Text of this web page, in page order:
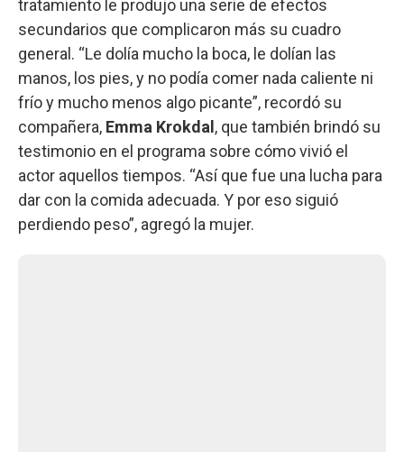
tratamiento le produjo una serie de efectos
secundarios que complicaron más su cuadro
general. “Le dolía mucho la boca, le dolían las
manos, los pies, y no podía comer nada caliente ni
frío y mucho menos algo picante”, recordó su
compañera, Emma Krokdal , que también brindó su
testimonio en el programa sobre cómo vivió el
actor aquellos tiempos. “Así que fue una lucha para
dar con la comida adecuada. Y por eso siguió
perdiendo peso”, agregó la mujer.